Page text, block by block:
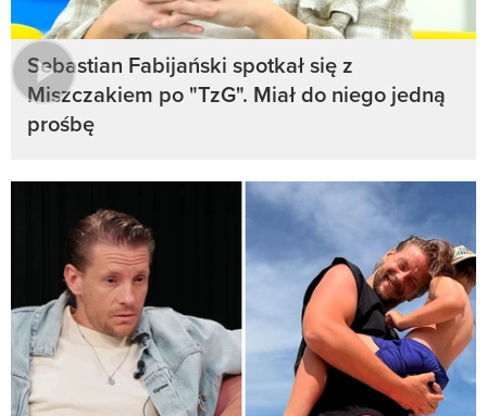
Sebastian Fabijański spotkał się z
Miszczakiem po "TzG". Miał do niego jedną
prośbę